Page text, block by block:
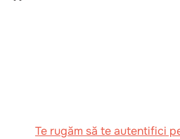
Te rugăm să te autentifici